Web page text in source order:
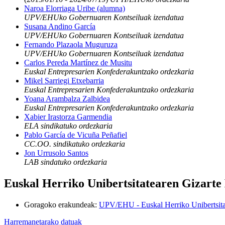
Naroa Elorriaga Uribe (alumna)
UPV/EHUko Gobernuaren Kontseiluak izendatua
Susana Andino García
UPV/EHUko Gobernuaren Kontseiluak izendatua
Fernando Plazaola Muguruza
UPV/EHUko Gobernuaren Kontseiluak izendatua
Carlos Pereda Martínez de Musitu
Euskal Entrepresarien Konfederakuntzako ordezkaria
Mikel Sarriegi Etxebarria
Euskal Entrepresarien Konfederakuntzako ordezkaria
Yoana Arambalza Zalbidea
Euskal Entrepresarien Konfederakuntzako ordezkaria
Xabier Irastorza Garmendia
ELA sindikatuko ordezkaria
Pablo García de Vicuña Peñafiel
CC.OO. sindikatuko ordezkaria
Jon Urrusolo Santos
LAB sindatuko ordezkaria
Euskal Herriko Unibertsitatearen Gizarte
Goragoko erakundeak: UPV/EHU - Euskal Herriko
Harremanetarako datuak